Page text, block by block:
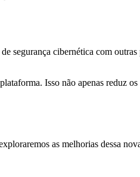
segurança cibernética com
Isso não apenas reduz
as melhorias dessa